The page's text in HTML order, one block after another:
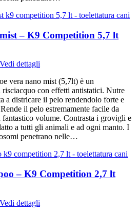
– K9 Competition 5,7 lt
Vedi dettagli
vera nano mist (5,7lt) è un
risciacquo con effetti antistatici. Nutre
a districare il pelo rendendolo forte e
il pelo estremamente facile da
fantastico volume. Contrasta i grovigli e
a tutti gli animali e ad ogni manto. I
penetrano nelle…
– K9 Competition 2,7 lt
Vedi dettagli